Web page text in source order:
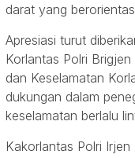
darat yang
Apresiasi turut
Korlantas Polri
dan Keselamatan
dukungan dalam
keselamatan berlalu
Kakorlantas Polri